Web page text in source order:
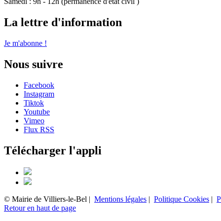
La lettre d'information
Je m'abonne !
Nous suivre
Facebook
Instagram
Tiktok
Youtube
Vimeo
Flux RSS
Télécharger l'appli
© Mairie de Villiers-le-Bel | Mentions légales | Politique Cookies |
Retour en haut de page